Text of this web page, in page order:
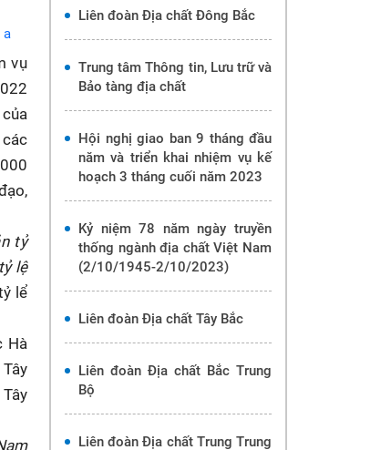
a
vụ
tỷ
lệ
lể
Hà
Liên đoàn Địa chất Đông Bắc
Trung tâm Thông tin, Lưu trữ và
Bảo tàng địa chất
Hội nghị giao ban 9 tháng đầu
năm và triển khai nhiệm vụ kế
hoạch 3 tháng cuối năm 2023
Kỷ niệm 78 năm ngày truyền
thống ngành địa chất Việt Nam
(2/10/1945-2/10/2023)
Liên đoàn Địa chất Tây Bắc
Liên đoàn Địa chất Bắc Trung
Bộ
Liên đoàn Địa chất Trung Trung